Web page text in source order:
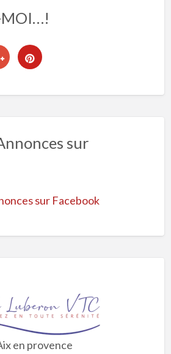
MOI…!
sur
sur Facebook
en provence